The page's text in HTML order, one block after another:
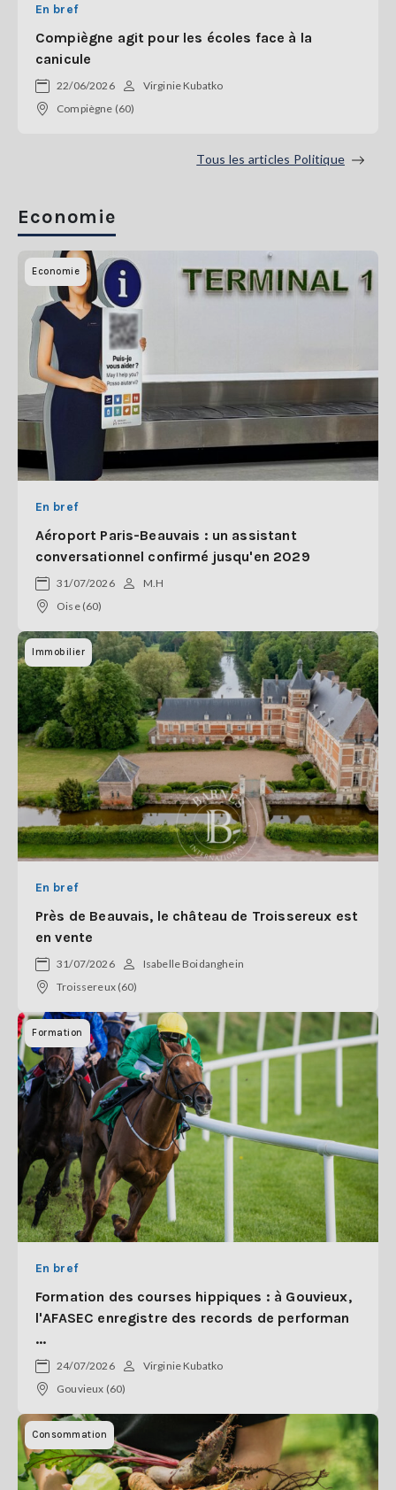
En bref
Compiègne agit pour les écoles face à la
canicule
22/06/2026
Virginie Kubatko
Compiègne (60)
Tous les articles Politique
Economie
Economie
En bref
Aéroport Paris-Beauvais : un assistant
conversationnel confirmé jusqu'en 2029
31/07/2026
M.H
Oise (60)
Immobilier
En bref
Près de Beauvais, le château de Troissereux est
en vente
31/07/2026
Isabelle Boidanghein
Troissereux (60)
Formation
En bref
Formation des courses hippiques : à Gouvieux,
l'AFASEC enregistre des records de performan
...
24/07/2026
Virginie Kubatko
Gouvieux (60)
Consommation